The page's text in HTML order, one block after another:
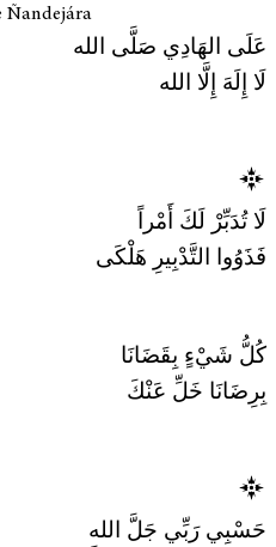
Ñandejára
عَلَى الهَادِي صَلَّى الله
لَا إِلَهَ إِلَّا الله
لَا تُدَبِّرْ لَكَ أَمْراً
فَذَوُوا التَّدْبِيرِ هَلْكَى
كُلُّ شَيْءٍ بِقَضَانَا
بِرِضَانَا خَلِّ عَنْكَ
حَسْبِي رَبِّي جَلَّ الله